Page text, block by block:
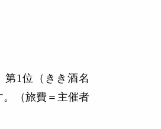
第1位（きき酒名
。（旅費＝主催者